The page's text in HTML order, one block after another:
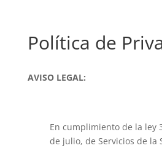
Política de
AVISO LEGAL:
En cumplimiento de la ley
de julio, de Servicios de la